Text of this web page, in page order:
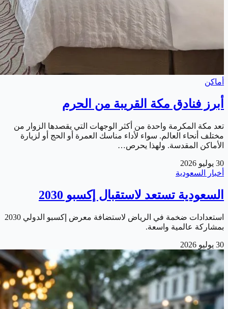
أماكن
أبرز فنادق مكة القريبة من الحرم
تعد مكة المكرمة واحدة من أكثر الوجهات التي يقصدها الزوار من
مختلف أنحاء العالم. سواء لأداء مناسك العمرة أو الحج أو لزيارة
الأماكن المقدسة. ولهذا يحرص…
30 يوليو 2026
أخبار السعودية
السعودية تستعد لاستقبال إكسبو 2030
استعدادات ضخمة في الرياض لاستضافة معرض إكسبو الدولي 2030
بمشاركة عالمية واسعة.
30 يوليو 2026